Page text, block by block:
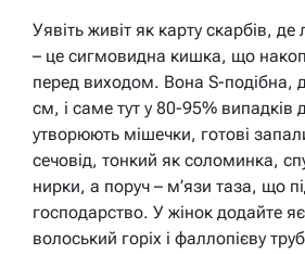
Уявіть живіт як карту скарбів, де
– це сигмовидна кишка, що
перед виходом. Вона S-подібна,
см, і саме тут у 80-95% випадків
утворюють мішечки, готові
сечовід, тонкий як соломинка,
нирки, а поруч – м’язи таза, що
господарство. У жінок додайте
волоський горіх і фаллопієву